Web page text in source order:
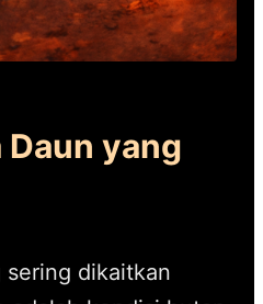
Daun yang
sering dikaitkan